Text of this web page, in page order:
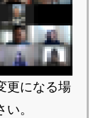
更になる場
。